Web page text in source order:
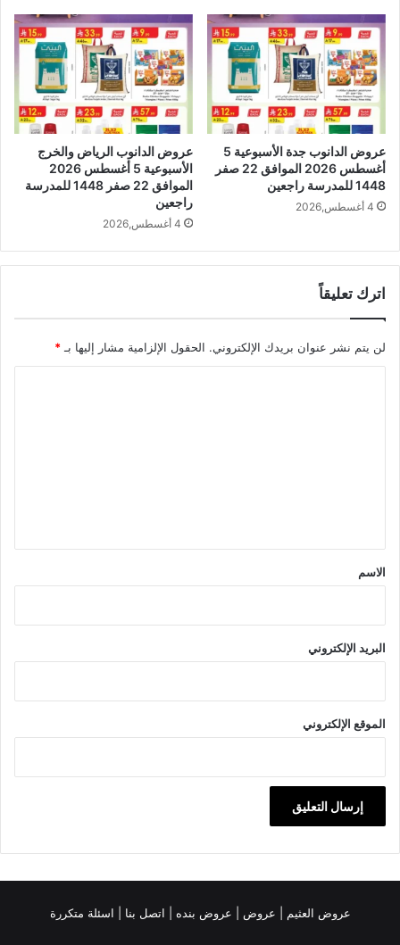
عروض الدانوب جدة الأسبوعية 5
أغسطس 2026 الموافق 22 صفر
1448 للمدرسة راجعين
4 أغسطس,2026
عروض الدانوب الرياض والخرج
الأسبوعية 5 أغسطس 2026
الموافق 22 صفر 1448 للمدرسة
راجعين
4 أغسطس,2026
اترك تعليقاً
لن يتم نشر عنوان بريدك الإلكتروني. الحقول الإلزامية مشار إليها بـ *
*
الاسم
البريد الإلكتروني
الموقع الإلكتروني
عروض العثيم عروض عروض بنده | اتصل بنا | اسئلة متكررة